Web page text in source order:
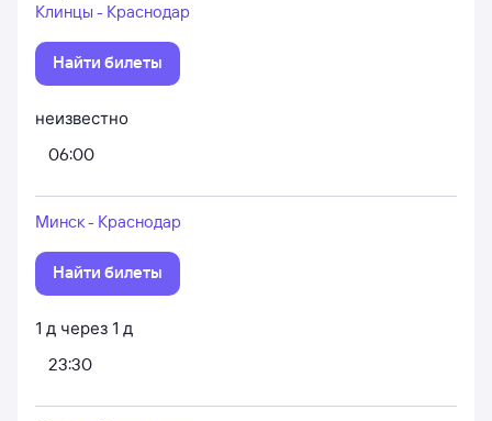
Клинцы - Краснодар
Найти билеты
неизвестно
06:00
Минск - Краснодар
Найти билеты
1 д через 1 д
23:30